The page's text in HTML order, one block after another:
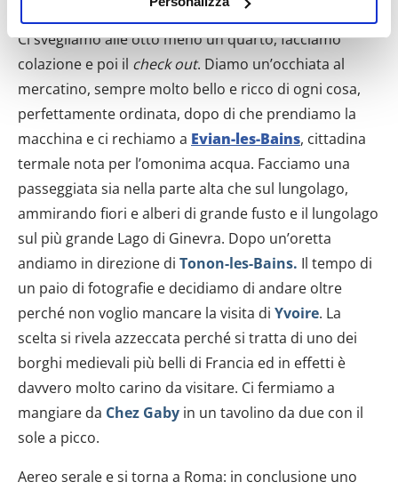
raccogliere informazioni sulla tua posizione
geografica, con un'approssimazione di qualche
metro,
Identificare il tuo dispositivo, scansionandolo
attivamente alla ricerca di caratteristiche specifiche
(impronte digitali).
Approfondisci come vengono elaborati i tuoi dati personali
e imposta le tue preferenze nellasezione dettagli. Puoi
modificare o ritirare il tuo consenso in qualsiasi momento
dalla Dichiarazione sui cookie.
Utilizziamo i cookie per personalizzare contenuti ed
annunci, per fornire funzionalità dei social media e per
analizzare il nostro traffico. Condividiamo inoltre
informazioni sul modo in cui utilizzi il nostro sito con i
nostri partner che si occupano di analisi dei dati web,
pubblicità e social media, i quali potrebbero combinarle
con altre informazioni che hai fornito loro o che hanno
Ci svegliamo alle otto meno un quarto, facciamo
colazione e poi il check out. Diamo un’occhiata al
mercatino, sempre molto bello e ricco di ogni cosa,
perfettamente ordinata, dopo di che prendiamo la
macchina e ci rechiamo a Evian-les-Bains, cittadina
termale nota per l’omonima acqua. Facciamo una
passeggiata sia nella parte alta che sul lungolago,
ammirando fiori e alberi di grande fusto e il lungolago
sul più grande Lago di Ginevra. Dopo un’oretta
andiamo in direzione di Tonon-les-Bains. Il tempo di
un paio di fotografie e decidiamo di andare oltre
perché non voglio mancare la visita di Yvoire. La
scelta si rivela azzeccata perché si tratta di uno dei
borghi medievali più belli di Francia ed in effetti è
davvero molto carino da visitare. Ci fermiamo a
mangiare da Chez Gaby in un tavolino da due con il
sole a picco.
Aereo serale e si torna a Roma: in conclusione uno